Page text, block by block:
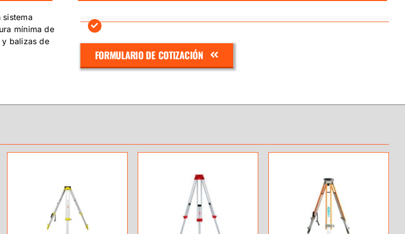
mínima de
y balizas de
FORMULARIO DE COTIZACIÓN